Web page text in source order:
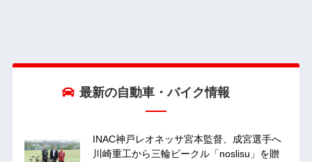
最新の自動車・バイク情報
INAC神戸レオネッサ宮本監督、成宮選手へ
川崎重工から三輪ビークル「noslisu」を贈